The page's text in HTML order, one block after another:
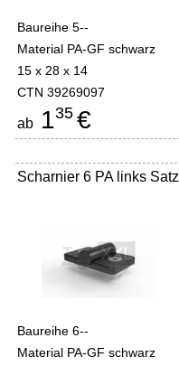
Baureihe 5--
Material PA-GF schwarz
15 x 28 x 14
CTN 39269097
ab 135 €
Scharnier 6 PA links Satz
Baureihe 6--
Material PA-GF schwarz